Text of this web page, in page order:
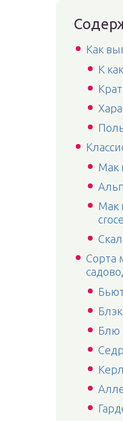
Как
К
Мак
Мак
Сорта
Блю